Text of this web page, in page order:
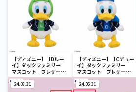
【ディズニー】【Dルー
イ】ダックファミリー
マスコット ブレザーコ
スチューム
【ディズニー】【Cデュー
イ】ダックファミリー
マスコット ブレザーコ
スチューム
24.05.31 24.05.31